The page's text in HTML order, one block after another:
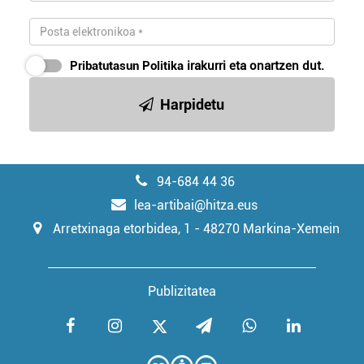
Pribatutasun Politika irakurri eta onartzen dut.
Harpidetu
94-684 44 36
lea-artibai@hitza.eus
Arretxinaga etorbidea, 1 - 48270 Markina-Xemein
Publizitatea